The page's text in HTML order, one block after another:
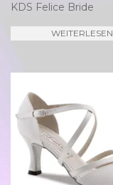
KDS Felice Bride
WEITERLESEN